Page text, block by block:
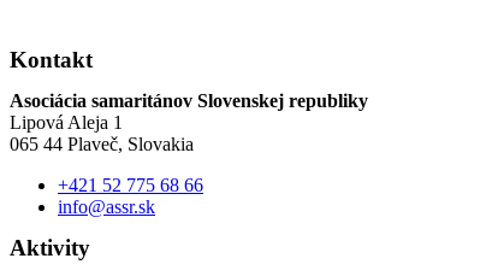
Kontakt
Asociácia samaritánov Slovenskej republiky
Lipová Aleja 1
065 44 Plaveč, Slovakia
+421 52 775 68 66
info@assr.sk
Aktivity